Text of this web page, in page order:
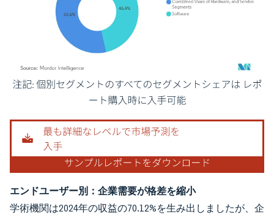
画像 © Mordor Intelligence。再利用にはCC BY 4.0の表示が必要です。
エンドユーザー別：企業需要が格差を縮小
学術機関は2024年の収益の70.12%を生み出しましたが、企